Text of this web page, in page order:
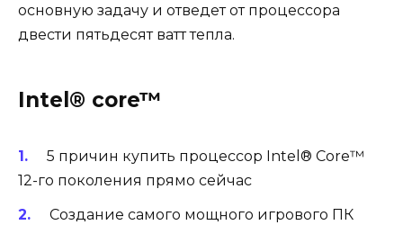
основную задачу и отведет от процессора
двести пятьдесят ватт тепла.
Intel® core™
5 причин купить процессор Intel® Core™
12-го поколения прямо сейчас
Создание самого мощного игрового ПК